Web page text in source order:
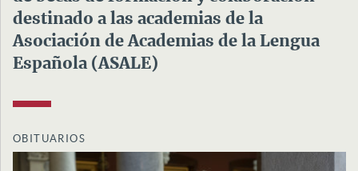
destinado a las academias de la
Asociación de Academias de la Lengua
Española (ASALE)
OBITUARIOS